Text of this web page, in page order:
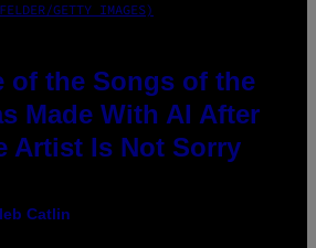
GETTY IMAGES)
of the Songs of the
Made With AI After
Artist Is Not Sorry
Catlin